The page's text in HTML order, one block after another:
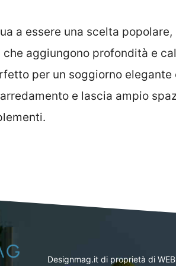
a essere una scelta
che aggiungono profondità e
per un soggiorno
e lascia ampio
Designmag.it di proprietà di